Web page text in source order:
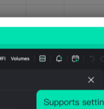
24.61
D
3.638
Jan